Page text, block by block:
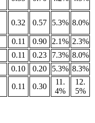
0.32 0.57 5.3% 8.0%
0.11 0.90 2.1% 2.3%
0.11 0.23 7.3% 8.0%
0.10 0.20 5.3% 8.3%
0.11 0.30
11.
4%
12.
5%